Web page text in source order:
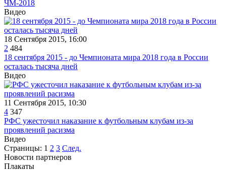
ЧМ-2018
Видео
18 Сентября 2015, 16:00
2 484
18 сентября 2015 - до Чемпионата мира 2018 года в России
осталась тысяча дней
Видео
11 Сентября 2015, 10:30
4 347
РФС ужесточил наказание к футбольным клубам из-за
проявлений расизма
Видео
Страницы: 1 2 3 След.
Новости партнеров
Плакаты